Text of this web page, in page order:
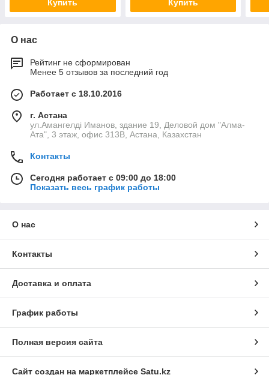
Купить Купить
О нас
Рейтинг не сформирован
Менее 5 отзывов за последний год
Работает с 18.10.2016
г. Астана
ул.Амангелді Иманов, здание 19, Деловой дом "Алма-
Ата", 3 этаж, офис 313В, Астана, Казахстан
Контакты
Сегодня работает с 09:00 до 18:00
Показать весь график работы
О нас
Контакты
Доставка и оплата
График работы
Полная версия сайта
Сайт создан на маркетплейсе Satu.kz